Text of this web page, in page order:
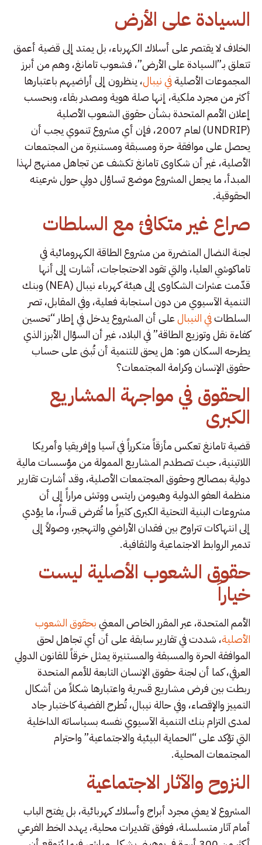
السيادة على الأرض
الخلاف لا يقتصر على أسلاك الكهرباء، بل يمتد إلى قضية أعمق
تتعلق بـ”السيادة على الأرض”، فشعوب تامانغ، وهم من أبرز
المجموعات الأصليةفي نيبال، ينظرون إلى أراضيهم باعتبارها
أكثر من مجرد ملكية، إنها صلة هوية ومصدر بقاء، وبحسب
إعلان الأمم المتحدة بشأن حقوق الشعوب الأصلية
(UNDRIP) لعام 2007، فإن أي مشروع تنموي يجب أن
يحصل على موافقة حرة ومسبقة ومستنيرة من المجتمعات
الأصلية، غير أن شكاوى تامانغ تكشف عن تجاهل ممنهج لهذا
المبدأ، ما يجعل المشروع موضع تساؤل دولي حول شرعيته
الحقوقية.
صراع غير متكافئ مع السلطات
لجنة النضال المتضررة من مشروع الطاقة الكهرومائية في
تاماكوشي العليا، والتي تقود الاحتجاجات، أشارت إلى أنها
قدّمت عشرات الشكاوى إلى هيئة كهرباء نيبال (NEA) وبنك
التنمية الآسيوي من دون استجابة فعلية، وفي المقابل، تصر
السلطاتفي النيبالعلى أن المشروع يدخل في إطار “تحسين
كفاءة نقل وتوزيع الطاقة” في البلاد، غير أن السؤال الأبرز الذي
يطرحه السكان هو: هل يحق للتنمية أن تُبنى على حساب
حقوق الإنسان وكرامة المجتمعات؟
الحقوق في مواجهة المشاريع
الكبرى
قضية تامانغ تعكس مأزقاً متكرراً في آسيا وإفريقيا وأمريكا
اللاتينية، حيث تصطدم المشاريع الممولة من مؤسسات مالية
دولية بمصالح وحقوق المجتمعات الأصلية، وقد أشارت تقارير
منظمة العفو الدولية وهيومن رايتس ووتش مراراً إلى أن
مشروعات البنية التحتية الكبرى كثيراً ما تُفرض قسراً، ما يؤدي
إلى انتهاكات تتراوح بين فقدان الأراضي والتهجير، وصولاً إلى
تدمير الروابط الاجتماعية والثقافية.
حقوق الشعوب الأصلية ليست
خياراً
الأمم المتحدة، عبر المقرر الخاص المعنيبحقوق الشعوب
الأصلية، شددت في تقارير سابقة على أن أي تجاهل لحق
الموافقة الحرة والمسبقة والمستنيرة يمثل خرقاً للقانون الدولي
العرفي، كما أن لجنة حقوق الإنسان التابعة للأمم المتحدة
ربطت بين فرض مشاريع قسرية واعتبارها شكلاً من أشكال
التمييز والإقصاء، وفي حالة نيبال، تُطرح القضية كاختبار جاد
لمدى التزام بنك التنمية الآسيوي نفسه بسياساته الداخلية
التي تؤكد على “الحماية البيئية والاجتماعية” واحترام
المجتمعات المحلية.
النزوح والآثار الاجتماعية
المشروع لا يعني مجرد أبراج وأسلاك كهربائية، بل يفتح الباب
أمام آثار متسلسلة، فوفق تقديرات محلية، يهدد الخط الفرعي